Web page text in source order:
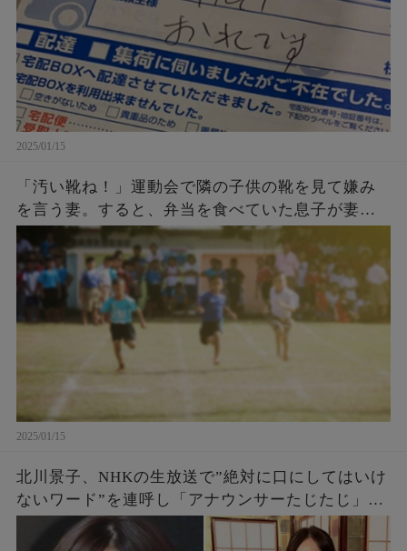
2025/01/15
「汚い靴ね！」運動会で隣の子供の靴を見て嫌み
を言う妻。すると、弁当を食べていた息子が妻に
話した言葉に胸を打たれる
2025/01/15
北川景子、NHKの生放送で”絶対に口にしてはいけ
ないワード”を連呼し「アナウンサーたじたじ」
「みんな苦笑いじゃん」